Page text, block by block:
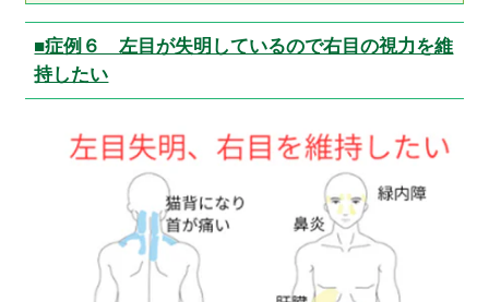
■症例６ 左目が失明しているので右目の視力を維
持したい